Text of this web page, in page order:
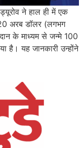
ने हाल ही में एक
अरब डॉलर (लगभग
के माध्यम से जन्मे 100
है। यह जानकारी उन्होंने